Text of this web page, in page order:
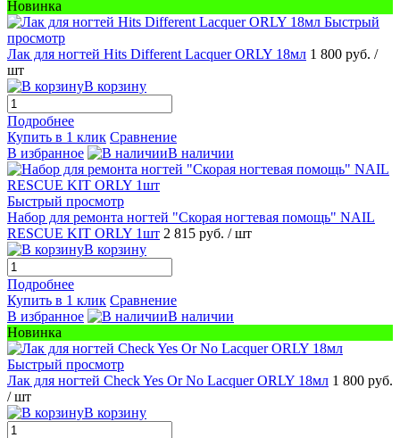
Новинка
Быстрый
просмотр
Лак для ногтей Hits Different Lacquer ORLY 18мл 1 800 руб. /
шт
В корзину
Подробнее
Купить в 1 клик Сравнение
В избранное
В наличии
Быстрый просмотр
Набор для ремонта ногтей "Скорая ногтевая помощь" NAIL
RESCUE KIT ORLY 1шт 2 815 руб. / шт
В корзину
Подробнее
Купить в 1 клик Сравнение
В избранное
В наличии
Новинка
Быстрый просмотр
Лак для ногтей Check Yes Or No Lacquer ORLY 18мл 1 800 руб.
/ шт
В корзину